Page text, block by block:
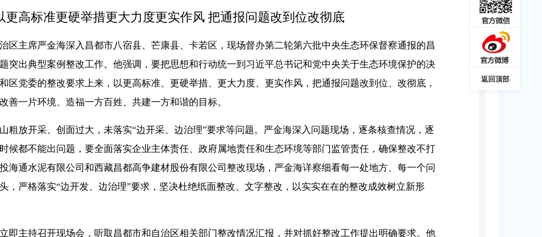
返回顶部
更高标准更硬举措更大力度更实作风 把通报问题改到位改彻底
区主席严金海深入昌都市八宿县、芒康县、卡若区，现场督办第二轮第六批中央生态环保督察通报的昌
突出典型案例整改工作。他强调，要把思想和行动统一到习近平总书记和党中央关于生态环境保护的决
区党委的整改要求上来，以更高标准、更硬举措、更大力度、更实作风，把通报问题改到位、改彻底，
善一片环境、造福一方百姓、共建一方和谐的目标。
粗放开采、创面过大，未落实“边开采、边治理”要求等问题。严金海深入问题现场，逐条核查情况，逐
候都不能出问题，要全面落实企业主体责任、政府属地责任和生态环境等部门监管责任，确保整改不打
海通水泥有限公司和西藏昌都高争建材股份有限公司整改现场，严金海详察细看每一处地方、每一个问
，严格落实“边开发、边治理”要求，坚决杜绝纸面整改、文字整改，以实实在在的整改成效树立新形
即主持召开现场会，听取昌都市和自治区相关部门整改情况汇报，并对抓好整改工作提出明确要求。他